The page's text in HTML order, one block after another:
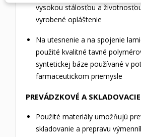
vysokou stálosťou a
vyrobené opláštenie
Na utesnenie a na spojenie
použité kvalitné tavné
syntetickej báze používané v
farmaceutickom priemysle
PREVÁDZKOVÉ A
Použité materiály umožňujú
skladovanie a prepravu